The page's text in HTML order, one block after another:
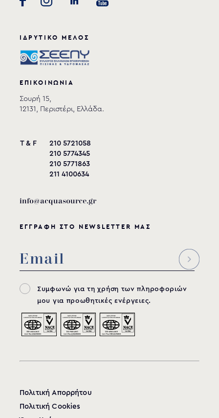
ΙΔΡΥΤΙΚΟ ΜΕΛΟΣ
ΕΠΙΚΟΙΝΩΝΙΑ
Σουρή 15,
12131, Περιστέρι, Ελλάδα.
T & F
210 5721058
210 5774345
210 5771863
211 4100634
info@acquasource.gr
ΕΓΓΡΑΦΗ ΣΤΟ NEWSLETTER ΜΑΣ
Συμφωνώ για τη χρήση των πληροφοριών
μου για προωθητικές ενέργειες.
Πολιτική Απορρήτου
Πολιτική Cookies